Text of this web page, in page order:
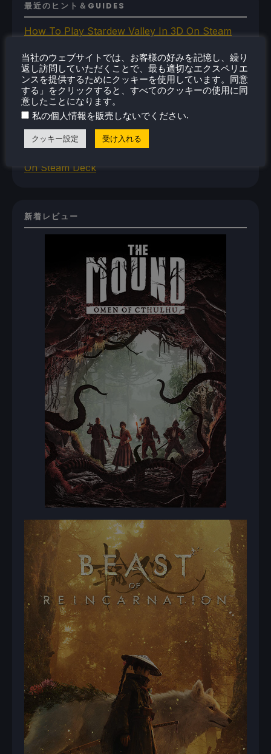
最近のヒント＆GUIDES
How To Play Stardew Valley In 3D On Steam
How To Set Up The Steam Controller On The
Steam Deck
How To Install The Legend of Zelda: Twilight
Princess PC Port On Steam Deck
How To Set Up The Jak And Daxter Trilogy's
Native PC Ports On Steam Deck
On Steam Deck
新着レビュー
当社のウェブサイトでは、お客様の好みを記憶し、繰り
返し訪問していただくことで、最も適切なエクスペリエ
ンスを提供するためにクッキーを使用しています。同意
する」をクリックすると、すべてのクッキーの使用に同
意したことになります。
私の個人情報を販売しないでください.
クッキー設定 受け入れる